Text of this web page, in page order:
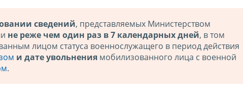
сведений, представляемых Министерством
не реже чем один раз в 7 календарных дней, в том
лицом статуса военнослужащего в период действия
и дате увольнения мобилизованного лица с военной
.